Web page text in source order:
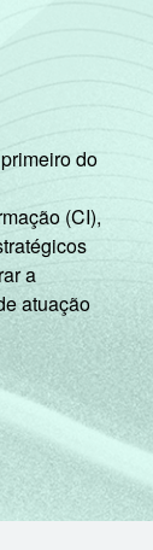
do
(CI),
a
atuação